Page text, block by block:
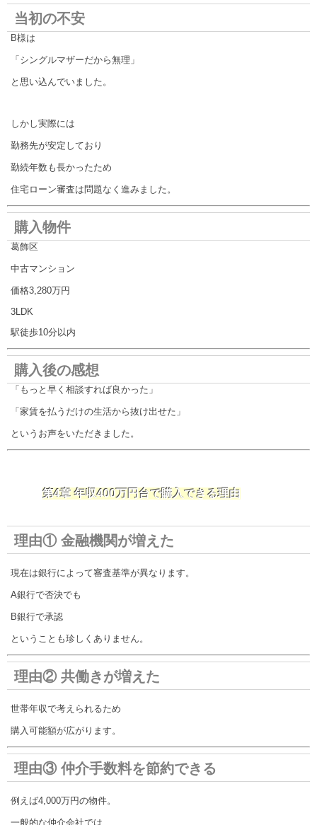
当初の不安
B様は
「シングルマザーだから無理」
と思い込んでいました。
しかし実際には
勤務先が安定しており
勤続年数も長かったため
住宅ローン審査は問題なく進みました。
購入物件
葛飾区
中古マンション
価格3,280万円
3LDK
駅徒歩10分以内
購入後の感想
「もっと早く相談すれば良かった」
「家賃を払うだけの生活から抜け出せた」
というお声をいただきました。
第4章 年収400万円台で購入できる理由
理由① 金融機関が増えた
現在は銀行によって審査基準が異なります。
A銀行で否決でも
B銀行で承認
ということも珍しくありません。
理由② 共働きが増えた
世帯年収で考えられるため
購入可能額が広がります。
理由③ 仲介手数料を節約できる
例えば4,000万円の物件。
一般的な仲介会社では